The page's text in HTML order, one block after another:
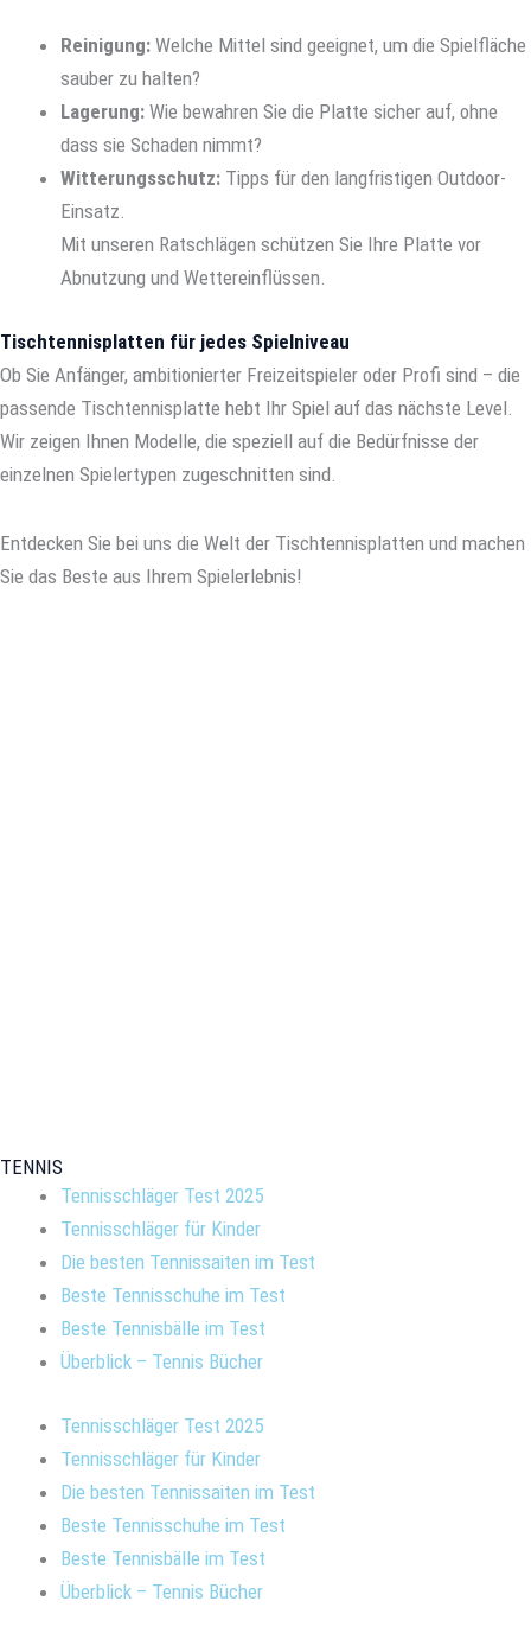
Reinigung: Welche Mittel sind geeignet, um die Spielfläche
sauber zu halten?
Lagerung: Wie bewahren Sie die Platte sicher auf, ohne
dass sie Schaden nimmt?
Witterungsschutz: Tipps für den langfristigen Outdoor-
Einsatz.
Mit unseren Ratschlägen schützen Sie Ihre Platte vor
Abnutzung und Wettereinflüssen.
Tischtennisplatten für jedes Spielniveau
Ob Sie Anfänger, ambitionierter Freizeitspieler oder Profi sind – die
passende Tischtennisplatte hebt Ihr Spiel auf das nächste Level.
Wir zeigen Ihnen Modelle, die speziell auf die Bedürfnisse der
einzelnen Spielertypen zugeschnitten sind.
Entdecken Sie bei uns die Welt der Tischtennisplatten und machen
Sie das Beste aus Ihrem Spielerlebnis!
TENNIS
Tennisschläger Test 2025
Tennisschläger für Kinder
Die besten Tennissaiten im Test
Beste Tennisschuhe im Test
Beste Tennisbälle im Test
Überblick – Tennis Bücher
Tennisschläger Test 2025
Tennisschläger für Kinder
Die besten Tennissaiten im Test
Beste Tennisschuhe im Test
Beste Tennisbälle im Test
Überblick – Tennis Bücher